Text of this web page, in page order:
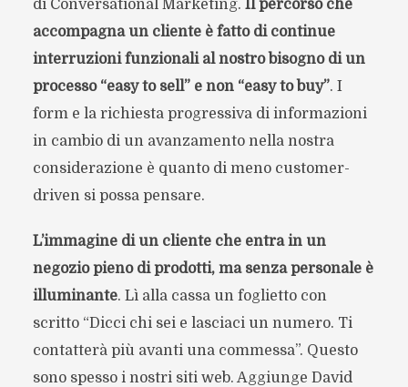
di Conversational Marketing. Il percorso che
accompagna un cliente è fatto di continue
interruzioni funzionali al nostro bisogno di un
processo “easy to sell” e non “easy to buy”. I
form e la richiesta progressiva di informazioni
in cambio di un avanzamento nella nostra
considerazione è quanto di meno customer-
driven si possa pensare.
L’immagine di un cliente che entra in un
negozio pieno di prodotti, ma senza personale è
illuminante. Lì alla cassa un foglietto con
scritto “Dicci chi sei e lasciaci un numero. Ti
contatterà più avanti una commessa”. Questo
sono spesso i nostri siti web. Aggiunge David